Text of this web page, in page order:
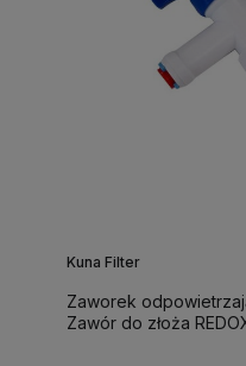
Kuna Filter
Zaworek
Zawór do złoża